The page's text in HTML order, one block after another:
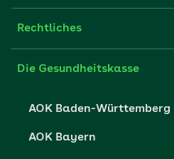
FAQ
Partner der AOK
Fachportal für Arbeitgeber
Presse- und Politikportal
Vertriebspartner-Service
Rechtliches
Impressum
Die Gesundheitskasse
AOK Baden-Württemberg
AOK Bayern